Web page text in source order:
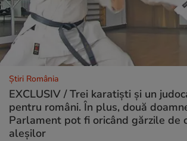
Știri România
EXCLUSIV / Trei karatiști și un
pentru români. În plus, două
Parlament pot fi oricând gărzile de
aleșilor